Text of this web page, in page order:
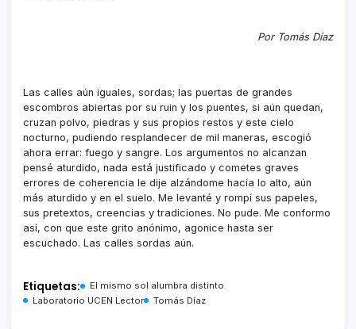
Por Tomás Díaz
Las calles aún iguales, sordas; las puertas de grandes
escombros abiertas por su ruin y los puentes, si aún quedan,
cruzan polvo, piedras y sus propios restos y este cielo
nocturno, pudiendo resplandecer de mil maneras, escogió
ahora errar: fuego y sangre. Los argumentos no alcanzan
pensé aturdido, nada está justificado y cometes graves
errores de coherencia le dije alzándome hacía lo alto, aún
más aturdido y en el suelo. Me levanté y rompí sus papeles,
sus pretextos, creencias y tradiciones. No pude. Me conformo
así, con que este grito anónimo, agonice hasta ser
escuchado. Las calles sordas aún.
Etiquetas:
El mismo sol alumbra distinto
Laboratorio UCEN Lector
Tomás Díaz